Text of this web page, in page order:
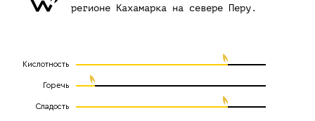
регионе Кахамарка на севере Перу.
Кислотность
Горечь
Сладость